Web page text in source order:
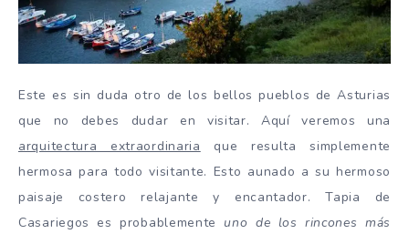
Este es sin duda otro de los bellos pueblos de Asturias
que no debes dudar en visitar. Aquí veremos una
arquitectura extraordinaria que resulta simplemente
hermosa para todo visitante. Esto aunado a su hermoso
paisaje costero relajante y encantador. Tapia de
Casariegos es probablemente uno de los rincones más